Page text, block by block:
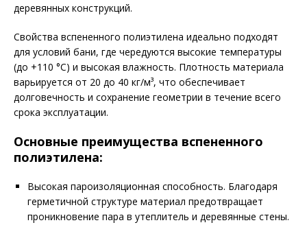
деревянных конструкций.
Свойства вспененного полиэтилена идеально подходят
для условий бани, где чередуются высокие температуры
(до +110 °C) и высокая влажность. Плотность материала
варьируется от 20 до 40 кг/м³, что обеспечивает
долговечность и сохранение геометрии в течение всего
срока эксплуатации.
Основные преимущества вспененного
полиэтилена:
Высокая пароизоляционная способность. Благодаря
герметичной структуре материал предотвращает
проникновение пара в утеплитель и деревянные стены.